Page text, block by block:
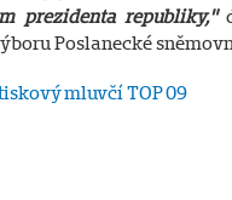
prezidenta republiky,"
Poslanecké
mluvčí TOP 09